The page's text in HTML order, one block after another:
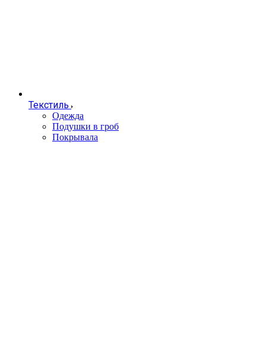
Текстиль
Одежда
Подушки в гроб
Покрывала